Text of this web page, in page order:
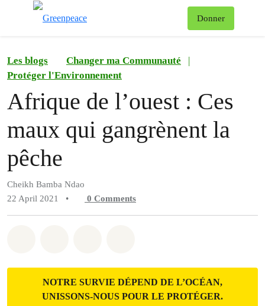
Donner
Les blogs Changer ma Communauté
|
Protéger l'Environnement
Afrique de l’ouest : Ces
maux qui gangrènent la
pêche
Cheikh Bamba Ndao
22 April 2021
• 0 Comments
NOTRE SURVIE DÉPEND DE L’OCÉAN,
UNISSONS-NOUS POUR LE PROTÉGER.